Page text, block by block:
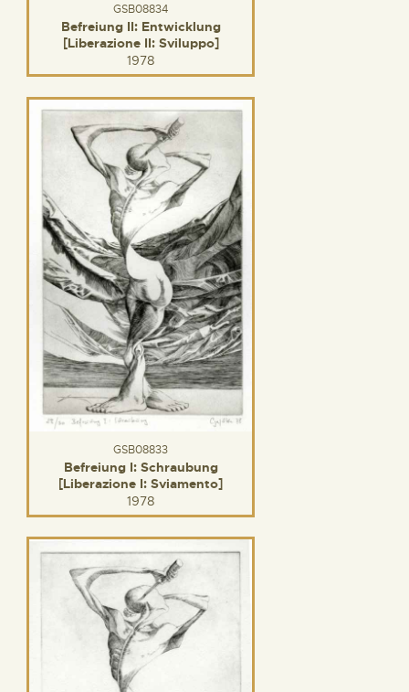
GSB08834
Befreiung II: Entwicklung
[Liberazione II: Sviluppo]
1978
GSB08833
Befreiung I: Schraubung
[Liberazione I: Sviamento]
1978